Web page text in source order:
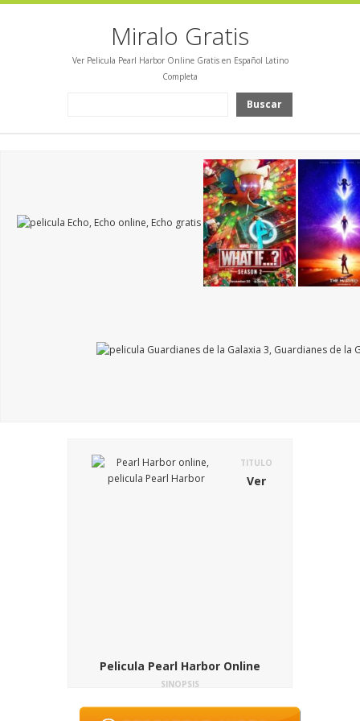
Miralo Gratis
Ver Pelicula Pearl Harbor Online Gratis en Español Latino
Completa
Buscar
TITULO
Ver
Pelicula Pearl Harbor Online
SINOPSIS
bélico, en el que a través del triángulo